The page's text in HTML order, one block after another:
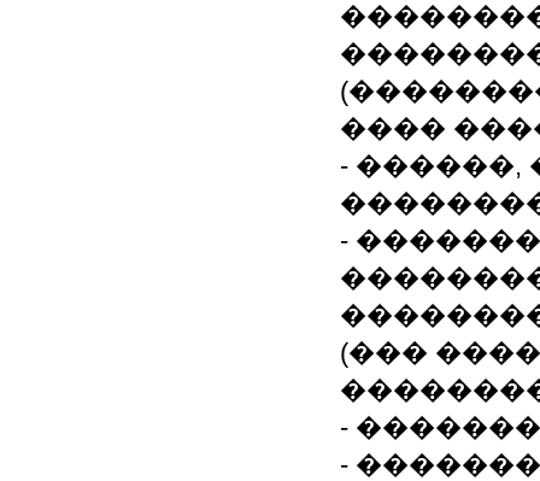
����
- ������,
-
(���
-
-